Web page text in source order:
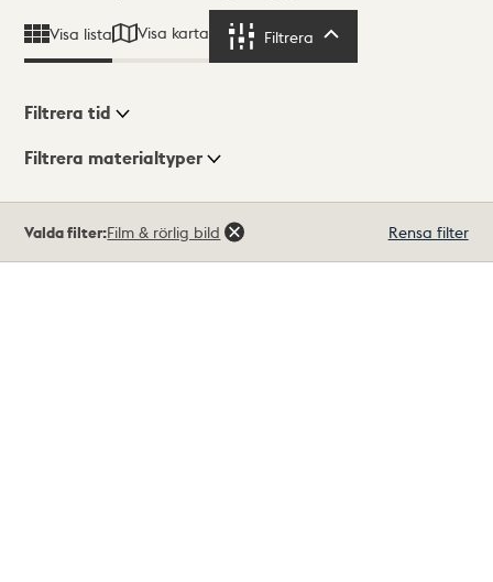
Visa lista Visa karta Filtrera
Visningsläge
Filtrera tid
Filtrera materialtyper
träffar
Valda filter:Film & rörlig bild Rensa filter